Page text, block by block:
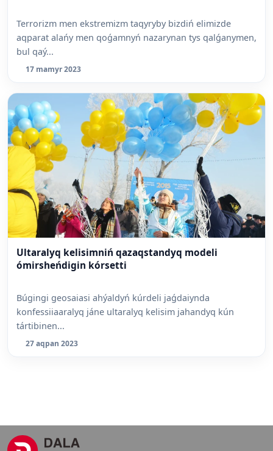
Terrorizm men ekstremizm taqyryby bizdiń elimizde
aqparat alańy men qoǵamnyń nazarynan tys qalǵanymen,
bul qaý...
17 mamyr 2023
Ultaralyq kelisimniń qazaqstandyq modeli
ómirsheńdigin kórsetti
Búgingi geosaiasi ahýaldyń kúrdeli jaǵdaiynda
konfessiiaaralyq jáne ultaralyq kelisim jahandyq kún
tártibinen...
27 aqpan 2023